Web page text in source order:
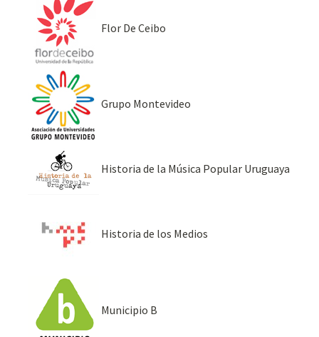
Flor De Ceibo
Grupo Montevideo
Historia de la Música Popular Uruguaya
Historia de los Medios
Municipio B